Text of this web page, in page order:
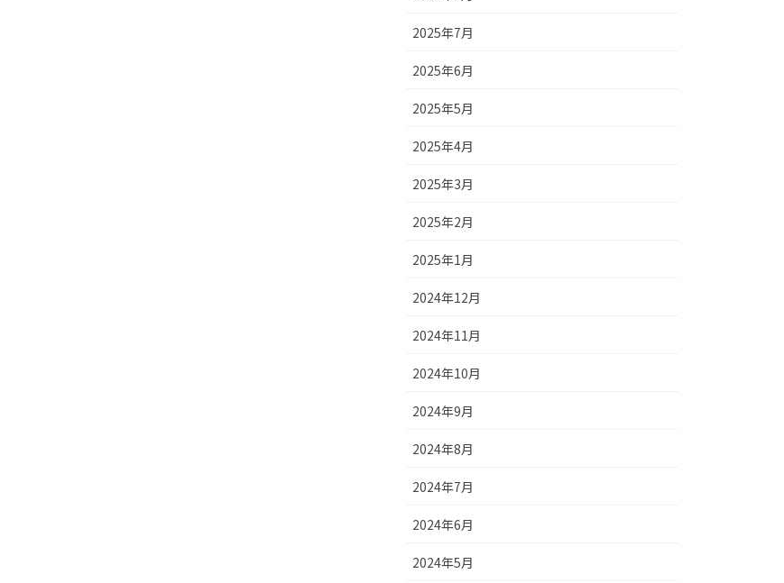
2025年7月
2025年6月
2025年5月
2025年4月
2025年3月
2025年2月
2025年1月
2024年12月
2024年11月
2024年10月
2024年9月
2024年8月
2024年7月
2024年6月
2024年5月